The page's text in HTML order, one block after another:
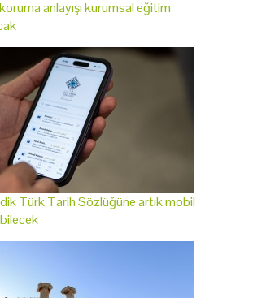
anlayışı kurumsal eğitim
Türk Tarih Sözlüğüne artık mobil